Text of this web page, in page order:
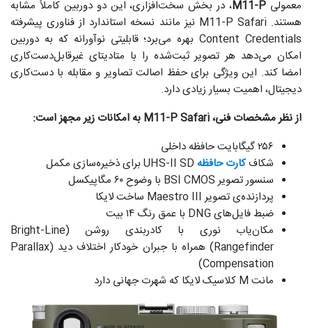
معمولی
، در بخش سخت‌افزاری، این دو دوربین کاملاً مشابه
هستند. M11-P Safari نیز مانند نسخه‌ استاندارد از فناوری پیشرفته‌
Content Credentials بهره می‌برد؛ قابلیتی نوآورانه که به دوربین
امکان می‌دهد هر تصویر ثبت‌شده را با متادیتای غیرقابل‌دست‌کاری
امضا کند. این ویژگی برای حفظ اصالت تصاویر و مقابله با دست‌کاری
دیجیتال، اهمیت بسیار زیادی دارد.
از نظر مشخصات فنی، M11-P Safari به امکانات زیر مجهز است:
۲۵۶ گیگابایت حافظه‌ داخلی
شکافکارت حافظه
سنسور تصویر BSI CMOS با وضوح ۶۰ مگاپیکسل
پردازنده‌ی تصویر Maestro III ساخت لایکا
ضبط فایل‌های DNG با عمق رنگ ۱۴ بیت
مکان‌یاب نوری با کادربندی روشن (Bright-Line
Rangefinder) همراه با جبران خودکار اختلاف دید (Parallax
Compensation)
مانت M کلاسیک لایکا که شهرت جهانی دارد